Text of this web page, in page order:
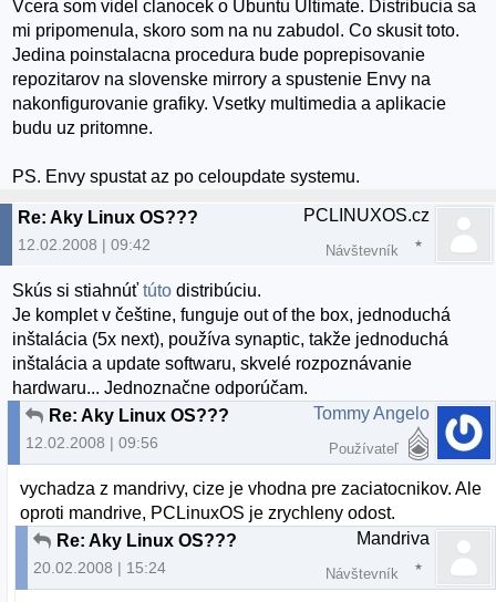
Vcera som videl clanocek o Ubuntu Ultimate. Distribucia sa
mi pripomenula, skoro som na nu zabudol. Co skusit toto.
Jedina poinstalacna procedura bude poprepisovanie
repozitarov na slovenske mirrory a spustenie Envy na
nakonfigurovanie grafiky. Vsetky multimedia a aplikacie
budu uz pritomne.
PS. Envy spustat az po celoupdate systemu.
Re: Aky Linux OS???
12.02.2008 | 09:42
PCLINUXOS.cz
Návštevník
Skús si stiahnúťtúto distribúciu.
Je komplet v češtine, funguje out of the box, jednoduchá
inštalácia (5x next), používa synaptic, takže jednoduchá
inštalácia a update softwaru, skvelé rozpoznávanie
hardwaru... Jednoznačne odporúčam.
Re: Aky Linux OS???
12.02.2008 | 09:56
Tommy Angelo
Používateľ
vychadza z mandrivy, cize je vhodna pre zaciatocnikov. Ale
oproti mandrive, PCLinuxOS je zrychleny odost.
Re: Aky Linux OS???
20.02.2008 | 15:24
Mandriva
Návštevník